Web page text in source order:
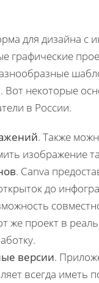
для дизайна с
графические
Вот некоторые
в России.
. Также
изображение
. Canva
до
же проект в
версии.
всегда иметь